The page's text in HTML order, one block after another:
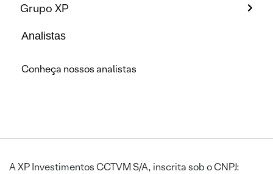
Grupo XP
Analistas
Conheça nossos analistas
A XP Investimentos CCTVM S/A, inscrita sob o CNPJ: